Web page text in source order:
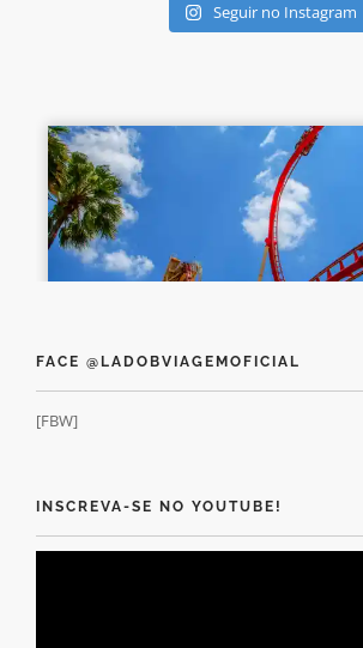
Seguir no Instagram
FACE @LADOBVIAGEMOFICIAL
[FBW]
INSCREVA-SE NO YOUTUBE!